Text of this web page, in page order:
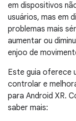
em dispositivos
usuários, mas em
problemas mais
aumentar ou
enjoo de
Este guia oferece
controlar e
para Android XR.
saber mais: